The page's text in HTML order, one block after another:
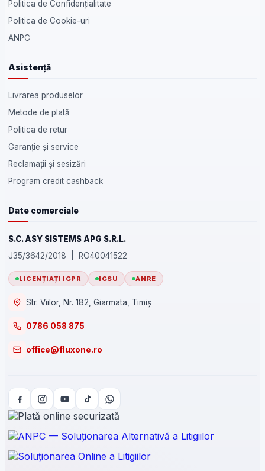
Politica de Confidențialitate
Politica de Cookie-uri
ANPC
Asistență
Livrarea produselor
Metode de plată
Politica de retur
Garanție și service
Reclamații și sesizări
Program credit cashback
Date comerciale
S.C. ASY SISTEMS APG S.R.L.
J35/3642/2018 | RO40041522
LICENȚIAȚI IGPR IGSU ANRE
Str. Viilor, Nr. 182, Giarmata, Timiș
0786 058 875
office@fluxone.ro